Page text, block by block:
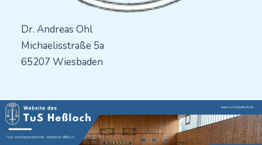
Dr. Andreas Ohl
Michaelisstraße 5a
65207 Wiesbaden